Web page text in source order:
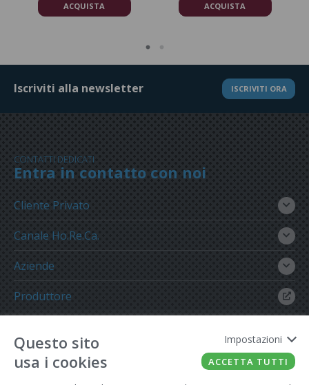
ACQUISTA ACQUISTA
Iscriviti alla newsletter ISCRIVITI ORA
CONTATTI DEDICATI
Entra in contatto con noi
Cliente Privato
Canale Ho.Re.Ca.
Aziende
Produttore
Questo sito
usa i cookies
Impostazioni
ACCETTA TUTTI